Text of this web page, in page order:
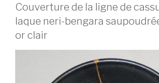
Couverture de la ligne de
laque neri-bengara
or clair